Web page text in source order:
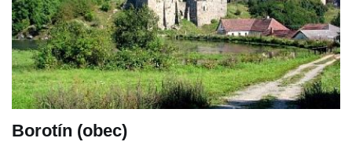
Borotín (obec)